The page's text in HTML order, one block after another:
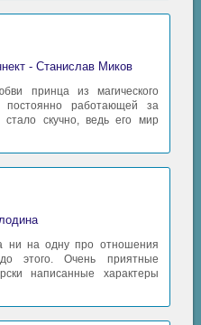
- Станислав Миков
принца из магического
работающей за
скучно, ведь его мир
ни на одну про отношения
этого. Очень приятные
написанные характеры